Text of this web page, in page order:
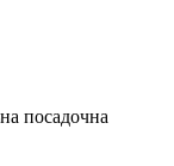
посадочна